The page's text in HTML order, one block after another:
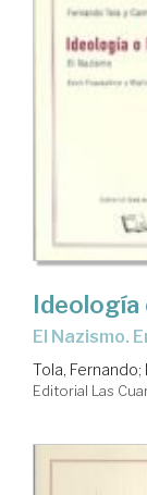
el
Tola, Fernando;
Editorial Las